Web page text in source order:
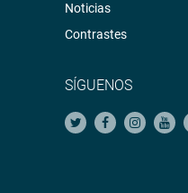
Noticias
Contrastes
SÍGUENOS